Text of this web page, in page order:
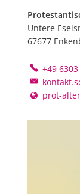
Untere
67677
+49
prot-